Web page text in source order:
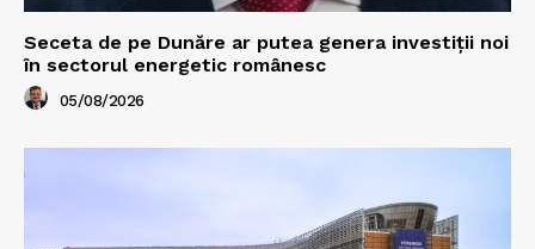
Seceta de pe Dunăre ar putea genera investiții noi
în sectorul energetic românesc
05/08/2026